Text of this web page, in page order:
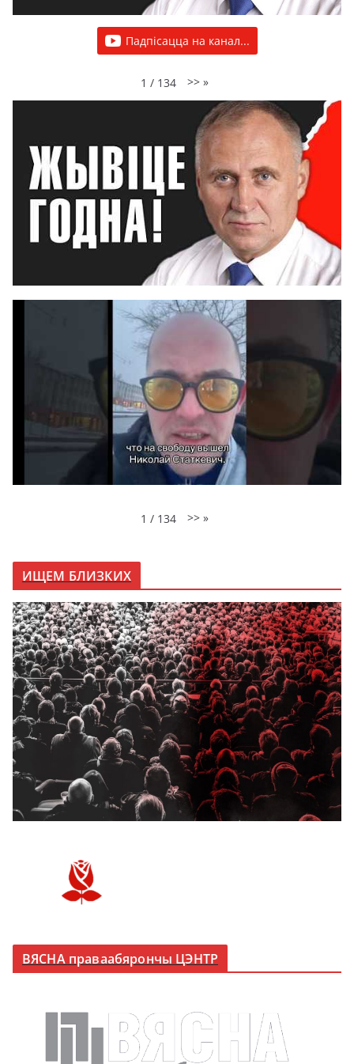
Падпісацца на канал...
1 / 134 >> »
1 / 134 >> »
ИЩЕМ БЛИЗКИХ
ВЯСНА праваабярончы ЦЭНТР